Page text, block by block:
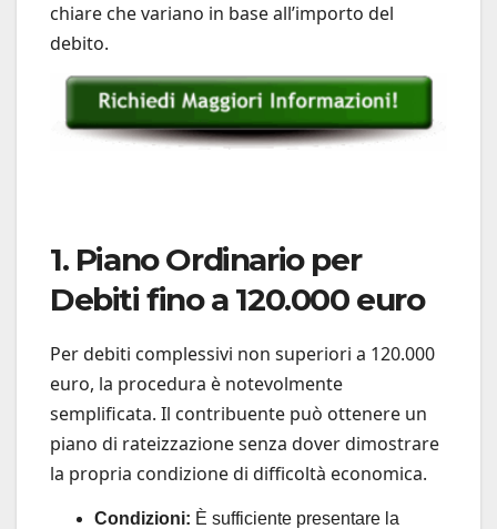
chiare che variano in base all’importo del
debito.
1. Piano Ordinario per
Debiti fino a 120.000 euro
Per debiti complessivi non superiori a 120.000
euro, la procedura è notevolmente
semplificata. Il contribuente può ottenere un
piano di rateizzazione senza dover dimostrare
la propria condizione di difficoltà economica.
Condizioni: È sufficiente presentare la